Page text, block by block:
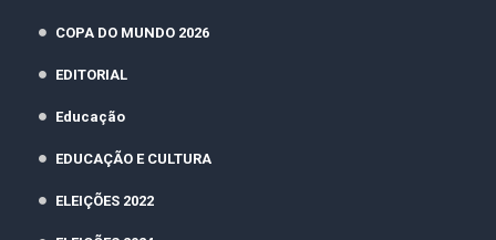
COPA DO MUNDO 2026
EDITORIAL
Educação
EDUCAÇÃO E CULTURA
ELEIÇÕES 2022